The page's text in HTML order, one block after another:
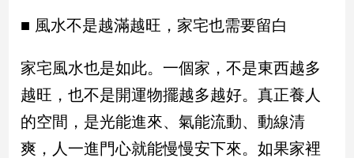
方
冠
病
毒
專
區
■ 風水不是越滿越旺，家宅也需要留白
家宅風水也是如此。一個家，不是東西越多
越旺，也不是開運物擺越多越好。真正養人
的空間，是光能進來、氣能流動、動線清
爽，人一進門心就能慢慢安下來。如果家裡